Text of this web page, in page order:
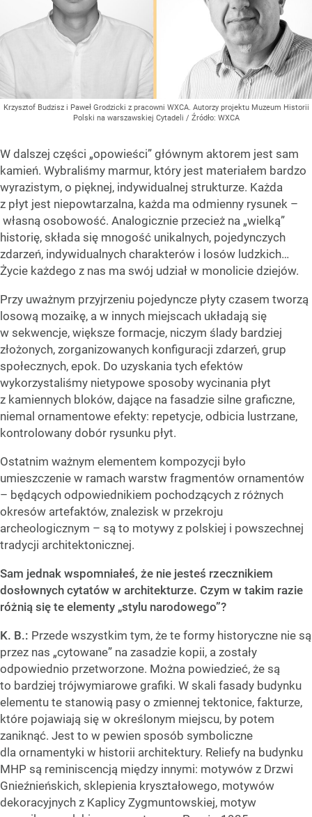
Krzysztof Budzisz i Paweł Grodzicki z pracowni WXCA. Autorzy projektu Muzeum Historii
Polski na warszawskiej Cytadeli / Źródło: WXCA
W dalszej części „opowieści” głównym aktorem jest sam
kamień. Wybraliśmy marmur, który jest materiałem bardzo
wyrazistym, o pięknej, indywidualnej strukturze. Każda
z płyt jest niepowtarzalna, każda ma odmienny rysunek –
własną osobowość. Analogicznie przecież na „wielką”
historię, składa się mnogość unikalnych, pojedynczych
zdarzeń, indywidualnych charakterów i losów ludzkich…
Życie każdego z nas ma swój udział w monolicie dziejów.
Przy uważnym przyjrzeniu pojedyncze płyty czasem tworzą
losową mozaikę, a w innych miejscach układają się
w sekwencje, większe formacje, niczym ślady bardziej
złożonych, zorganizowanych konfiguracji zdarzeń, grup
społecznych, epok. Do uzyskania tych efektów
wykorzystaliśmy nietypowe sposoby wycinania płyt
z kamiennych bloków, dające na fasadzie silne graficzne,
niemal ornamentowe efekty: repetycje, odbicia lustrzane,
kontrolowany dobór rysunku płyt.
Ostatnim ważnym elementem kompozycji było
umieszczenie w ramach warstw fragmentów ornamentów
– będących odpowiednikiem pochodzących z różnych
okresów artefaktów, znalezisk w przekroju
archeologicznym – są to motywy z polskiej i powszechnej
tradycji architektonicznej.
Sam jednak wspomniałeś, że nie jesteś rzecznikiem
dosłownych cytatów w architekturze. Czym w takim razie
różnią się te elementy „stylu narodowego”?
K. B.: Przede wszystkim tym, że te formy historyczne nie są
przez nas „cytowane” na zasadzie kopii, a zostały
odpowiednio przetworzone. Można powiedzieć, że są
to bardziej trójwymiarowe grafiki. W skali fasady budynku
elementu te stanowią pasy o zmiennej tektonice, fakturze,
które pojawiają się w określonym miejscu, by potem
zaniknąć. Jest to w pewien sposób symboliczne
dla ornamentyki w historii architektury. Reliefy na budynku
MHP są reminiscencją między innymi: motywów z Drzwi
Gnieźnieńskich, sklepienia kryształowego, motywów
dekoracyjnych z Kaplicy Zygmuntowskiej, motyw